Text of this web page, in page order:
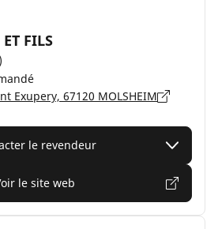
FILS
Exupery, 67120 MOLSHEIM
le revendeur
le site web